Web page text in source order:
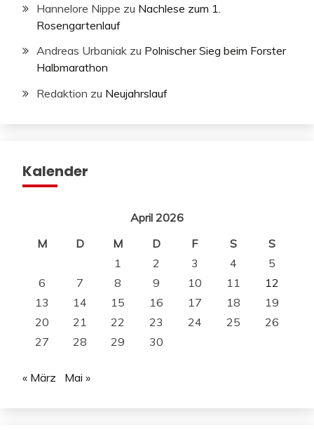
Hannelore Nippe zu Nachlese zum 1.
Rosengartenlauf
Andreas Urbaniak zu Polnischer Sieg beim Forster
Halbmarathon
Redaktion zu Neujahrslauf
Kalender
April 2026
M
D M D F S
S
1
2 3 4
5
6
7 8 9 10 11
12
13
14 15 16 17 18
19
20
21 22 23 24 25
26
27
28 29 30
« März Mai »